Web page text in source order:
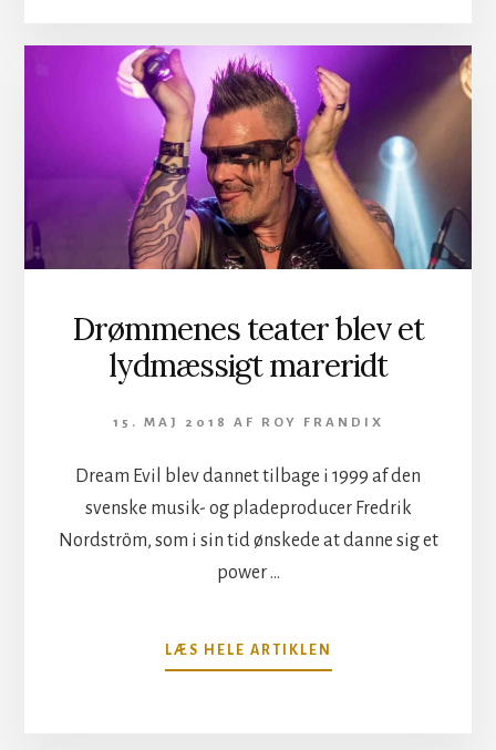
GOD
GANG
RØVBALLE-
METAL,
FESTEN
I
GANG
PÅ
NORDIC
NOISE
Drømmenes teater blev et
lydmæssigt mareridt
15. MAJ 2018 AF ROY FRANDIX
Dream Evil blev dannet tilbage i 1999 af den
svenske musik- og pladeproducer Fredrik
Nordström, som i sin tid ønskede at danne sig et
power …
LÆS HELE ARTIKLEN
DRØMMENES